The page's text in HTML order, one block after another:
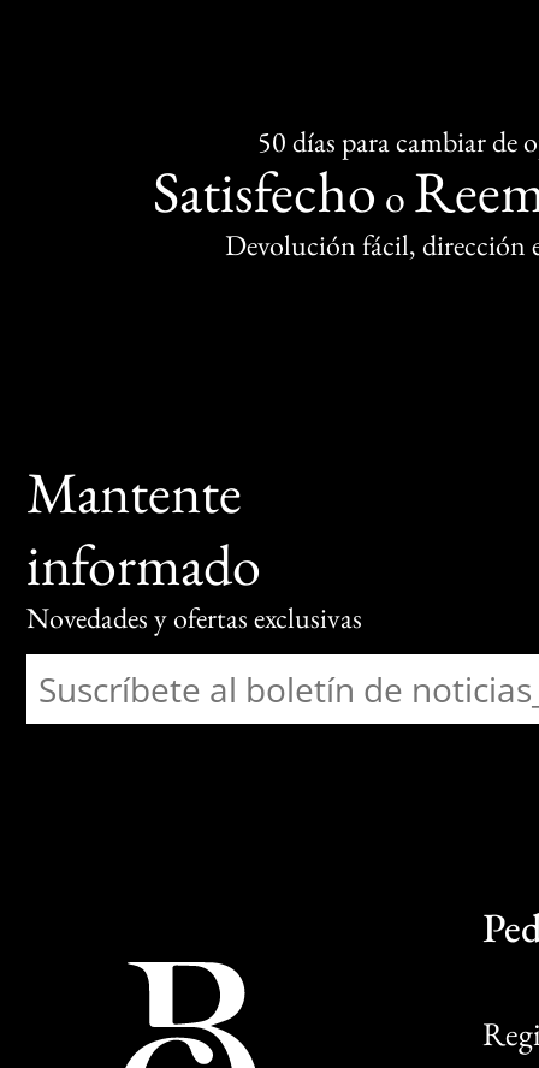
50 días para cambiar de
Satisfecho o
Devolución fácil, dirección
Mantente
informado
Novedades y ofertas exclusivas